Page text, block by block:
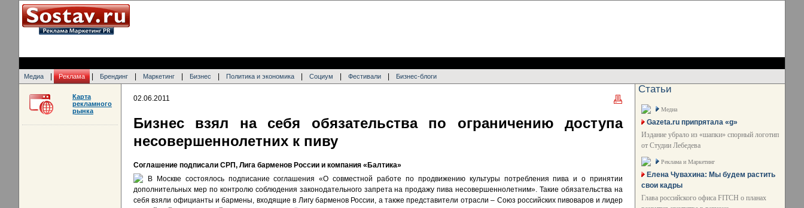
Медиа Реклама Брендинг Маркетинг Бизнес Политика и экономика Социум Фестивали Бизнес-блоги
02.06.2011
Бизнес взял на себя обязательства по ограничению доступа
несовершеннолетних к пиву
Соглашение подписали СРП, Лига барменов России и компания «Балтика»
В Москве состоялось подписание соглашения «О совместной работе по продвижению культуры потребления пива и о принятии
дополнительных мер по контролю соблюдения законодательного запрета на продажу пива несовершеннолетним». Такие обязательства на
себя взяли официанты и бармены, входящие в Лигу барменов России, а также представители отрасли – Союз российских пивоваров и лидер
Карта
рекламного
рынка
Статьи
Медиа
Gazeta.ru припрятала «g»
Издание убрало из «шапки» спорный логотип
от Студии Лебедева
Реклама и Маркетинг
Елена Чувахина: Мы будем растить
свои кадры
Глава российского офиса FITCH о планах